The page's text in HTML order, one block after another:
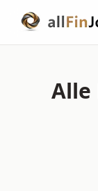
Alle